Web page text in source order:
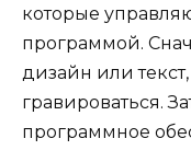
которые
программой.
дизайн или
гравироваться.
программное